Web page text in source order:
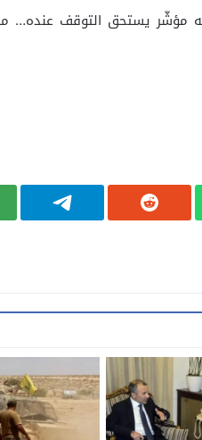
مؤشّر يستحق التوقف عنده…